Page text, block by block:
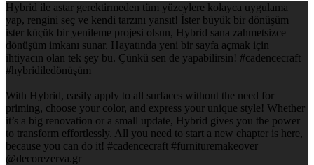
Hybrid ile astar gerektirmeden tüm yüzeylere kolayca uygulama
yap, rengini seç ve kendi tarzını yansıt! İster büyük bir dönüşüm
ister küçük bir yenileme projesi olsun, Hybrid sana zahmetsizce
dönüşüm imkanı sunar. Hayatında yeni bir sayfa açmak için
ihtiyacın olan tek şey bu. Çünkü sen de yapabilirsin! #cadencecraft
#hybridiledönüşüm
With Hybrid, easily apply to all surfaces without the need for
priming, choose your color, and express your unique style! Whether
it’s a big renovation or a small update, Hybrid gives you the power
to transform effortlessly. All you need to start a new chapter is here,
because you can do it! #cadencecraft #furnituremakeover
@decorezerva.gr